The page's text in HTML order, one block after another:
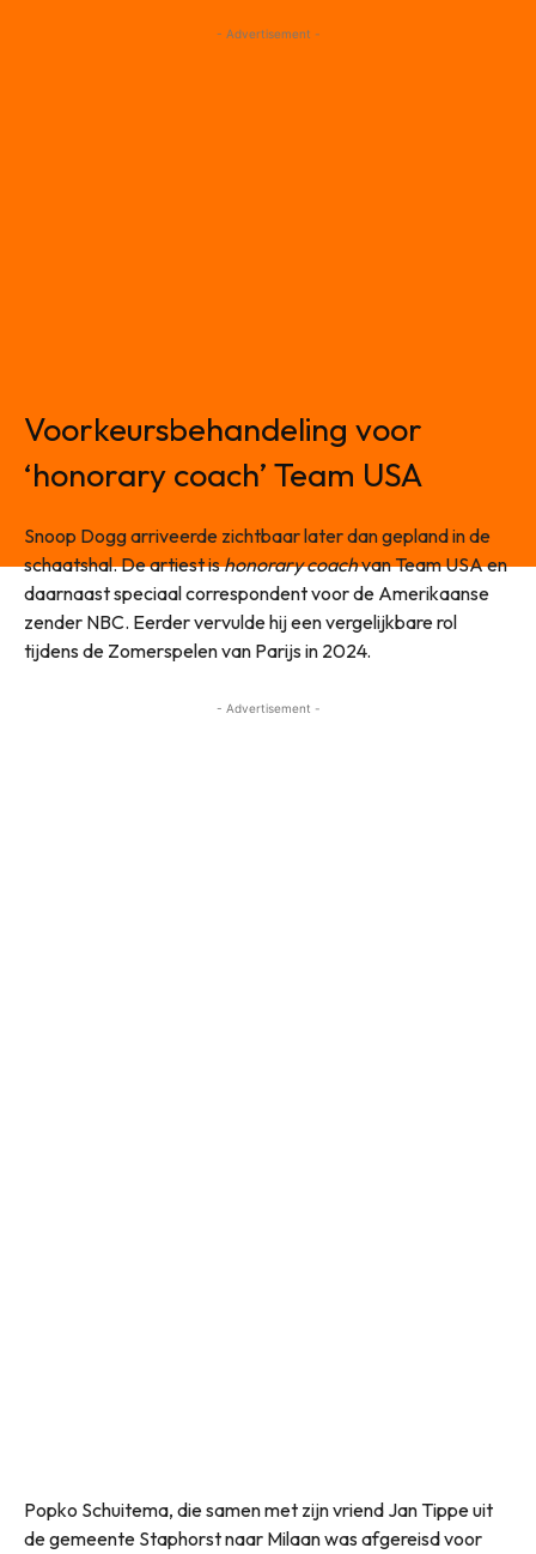
- Advertisement -
Voorkeursbehandeling voor
‘honorary coach’ Team USA
Snoop Dogg arriveerde zichtbaar later dan gepland in de
schaatshal. De artiest ishonorary coachvan Team USA en
daarnaast speciaal correspondent voor de Amerikaanse
zender NBC. Eerder vervulde hij een vergelijkbare rol
tijdens de Zomerspelen van Parijs in 2024.
- Advertisement -
Popko Schuitema, die samen met zijn vriend Jan Tippe uit
de gemeente Staphorst naar Milaan was afgereisd voor